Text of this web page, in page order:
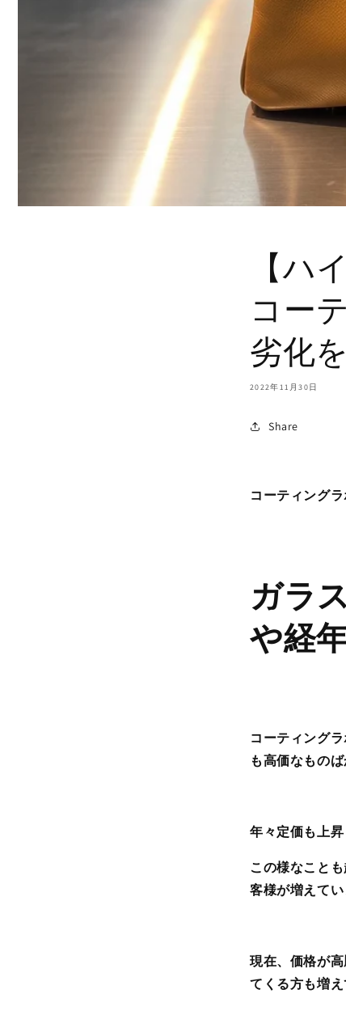
【ハ
コー
劣化
2022年11月30日
Share
コーティングラ
ガラ
や経
コーティング
も高価なものば
年々定価も上
この様なこと
客様が増えてい
現在、価格が
てくる方も増え